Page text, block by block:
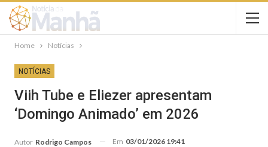
Home Notícias
NOTÍCIAS
Viih Tube e Eliezer apresentam
‘Domingo Animado’ em 2026
Autor Rodrigo Campos Em 03/01/2026 19:41